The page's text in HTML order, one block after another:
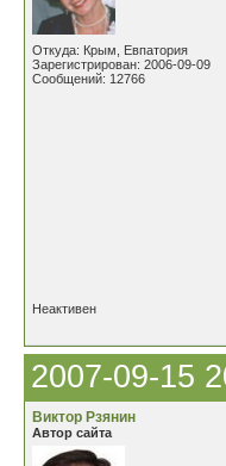
Откуда: Крым, Евпатория
Зарегистрирован: 2006-09-09
Сообщений: 12766
Неактивен
2007-09-15
Виктор Рзянин
Автор сайта